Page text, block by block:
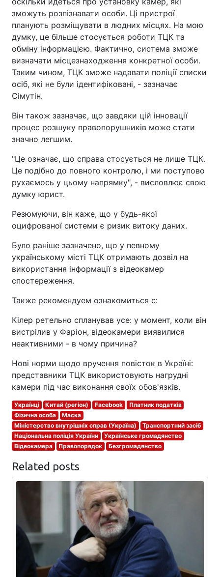
зможуть розпізнавати особи. Ці пристрої
планують розміщувати в людних місцях. На мою
думку, це більше стосується роботи ТЦК та
обміну інформацією. Фактично, система зможе
визначати місцезнаходження конкретної особи.
Таким чином, ТЦК зможе надавати поліції списки
осіб, які не були ідентифіковані, - зазначає
Сімутін.
Він також зазначає, що завдяки цій інновації
процес розшуку правопорушників може стати
значно легшим.
"Це означає, що справа стосується не лише ТЦК.
Це подібно до повного контролю, і ми поступово
рухаємось у цьому напрямку", - висловлює свою
думку юрист.
Резюмуючи, він каже, що у будь-якої
оцифрованої системи є ризик витоку даних.
Було раніше зазначено, що у певному
українському місті ТЦК отримають дозвіл на
використання інформації з відеокамер
спостереження.
Также рекомендуем ознакомиться с:
Кілер ретельно спланував усе: у момент, коли він
вистрілив у Фаріон, відеокамери виявилися
неактивними - в чому причина?
Нові норми щодо вручення повісток в Україні:
представники ТЦК використовують нагрудні
камери під час виконання своїх обов'язків.
Українці Китай (регіон) Facebook
Платник податків
Фізична особа
Маска
Міністерство внутрішніх справ (Україна)
Транспортний засіб
Національна поліція України
Українське громадянство
Відеокамера
Правопорядок Безгромадянство
Related posts